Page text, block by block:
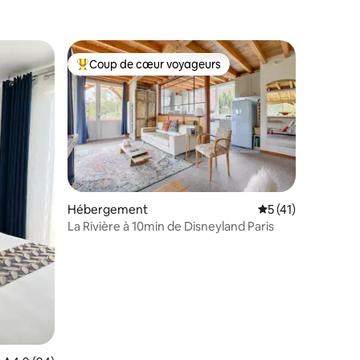
: 5 sur 5
appréciés Coups de cœur voyageurs les plus appréciés
Coup de cœur voyageurs
Hébergement Évaluation
5 (41)
La Rivière à 10min de Disneyland Paris